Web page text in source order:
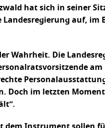
hat sich in seiner
auf, im
Wahrheit. Die
am
Doch im letzten